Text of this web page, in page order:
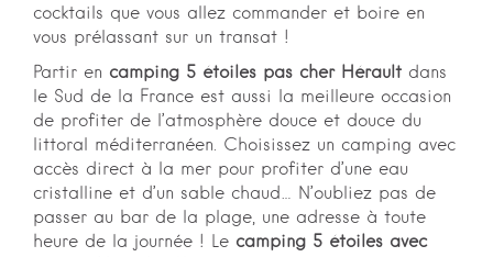
cocktails que vous allez commander et boire en
vous prélassant sur un transat !
Partir en camping 5 étoiles pas cher Hérault dans
le Sud de la France est aussi la meilleure occasion
de profiter de l’atmosphère douce et douce du
littoral méditerranéen. Choisissez un camping avec
accès direct à la mer pour profiter d’une eau
cristalline et d’un sable chaud… N’oubliez pas de
passer au bar de la plage, une adresse à toute
heure de la journée !
Le camping 5 étoiles avec